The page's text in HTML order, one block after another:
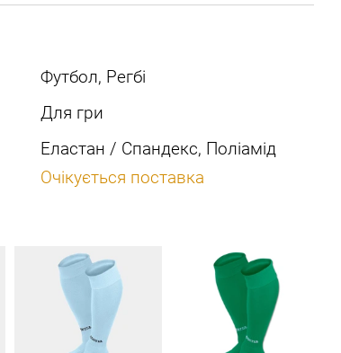
Футбол, Регбі
Для гри
Еластан / Спандекс, Поліамід
Очікується поставка